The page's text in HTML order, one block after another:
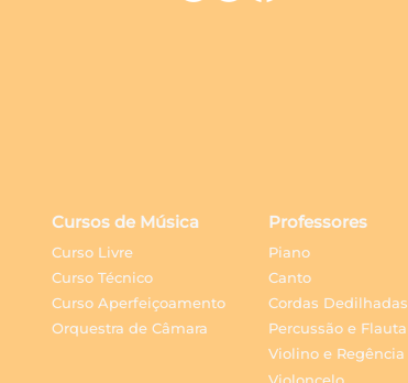
Cursos de Música Professores
Curso Livre
Piano
Curso Técnico
Canto
Curso Aperfeiçoamento
Cordas Dedilhadas
Orquestra de Câmara
Percussão e Flauta
Violino e Regência